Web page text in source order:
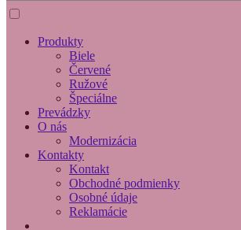
Produkty
Biele
Červené
Ružové
Špeciálne
Prevádzky
O nás
Modernizácia
Kontakty
Kontakt
Obchodné podmienky
Osobné údaje
Reklamácie